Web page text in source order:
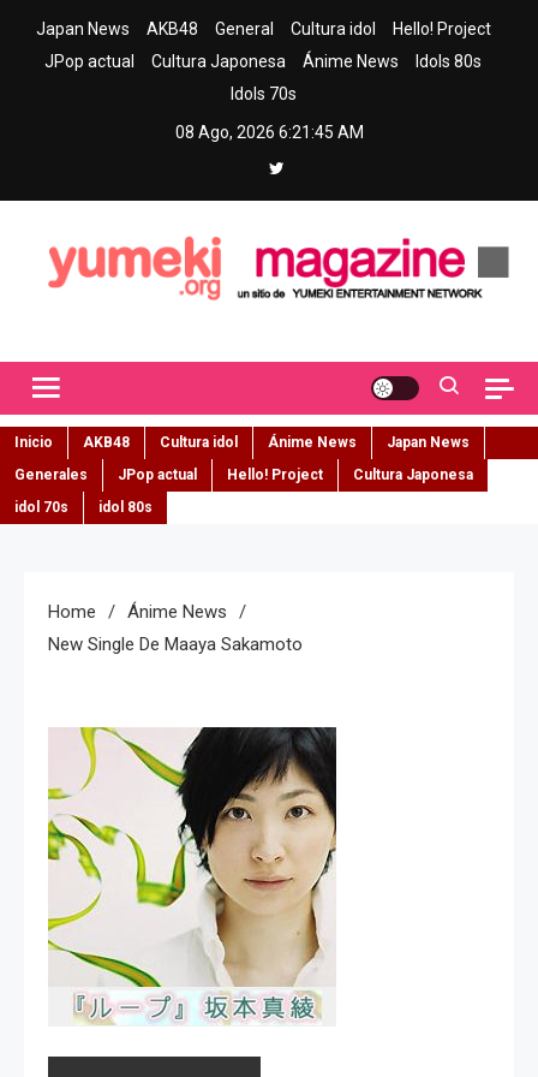
Japan News AKB48 General Cultura idol
Hello! Project
JPop actual
Cultura Japonesa Ánime News
Idols 80s
Idols 70s
08 Ago, 2026 6:21:46 AM
Inicio AKB48 Cultura idol Ánime News
Japan News
Generales
JPop actual Hello! Project
Cultura Japonesa
idol 70s
idol 80s
Home
Ánime News
New Single De Maaya Sakamoto